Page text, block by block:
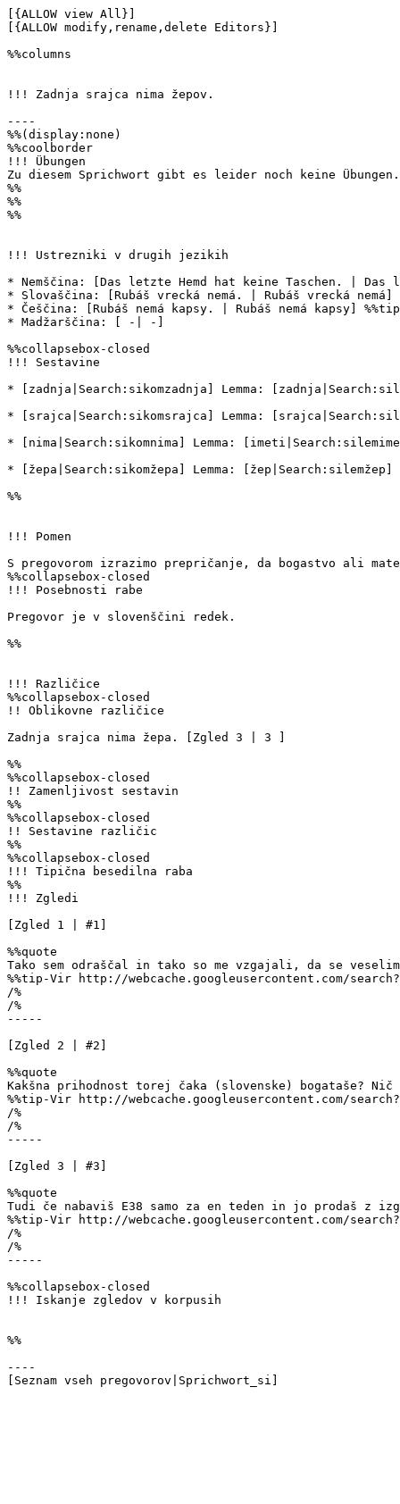
[{ALLOW view All}]
[{ALLOW modify,rename,delete Editors}]
%%columns
!!! Zadnja srajca nima žepov.
----
%%(display:none)
%%coolborder
!!! Übungen
Zu diesem Sprichwort gibt es leider noch keine Übungen.
%%
%%
%%
!!! Ustrezniki v drugih jezikih
* Nemščina: [Das letzte Hemd hat keine Taschen. | Das
* Slovaščina: [Rubáš vrecká nemá. | Rubáš vrecká nemá]
* Češčina: [Rubáš nemá kapsy. | Rubáš nemá kapsy]
* Madžarščina: [ -| -]
%%collapsebox-closed
!!! Sestavine
* [zadnja|Search:sikomzadnja] Lemma:
* [srajca|Search:sikomsrajca] Lemma:
* [nima|Search:sikomnima] Lemma:
* [žepa|Search:sikomžepa] Lemma: [žep|Search:silemžep]
%%
!!! Pomen
S pregovorom izrazimo prepričanje, da bogastvo
%%collapsebox-closed
!!! Posebnosti rabe
Pregovor je v slovenščini redek.
%%
!!! Različice
%%collapsebox-closed
!! Oblikovne različice
Zadnja srajca nima žepa. [Zgled 3 | 3 ]
%%
%%collapsebox-closed
!! Zamenljivost sestavin
%%
%%collapsebox-closed
!! Sestavine različic
%%
%%collapsebox-closed
!!! Tipična besedilna raba
%%
!!! Zgledi
[Zgled 1 | #1]
%%quote
Tako sem odraščal in tako so me vzgajali, da se
%%tip-Vir http://webcache.googleusercontent.com/
/%
/%
-----
[Zgled 2 | #2]
%%quote
Kakšna prihodnost torej čaka (slovenske) bogataše?
%%tip-Vir http://webcache.googleusercontent.com/
/%
/%
-----
[Zgled 3 | #3]
%%quote
Tudi če nabaviš E38 samo za en teden in jo prodaš z
%%tip-Vir http://webcache.googleusercontent.com/
/%
/%
-----
%%collapsebox-closed
!!! Iskanje zgledov v korpusih
%%
----
[Seznam vseh pregovorov|Sprichwort_si]